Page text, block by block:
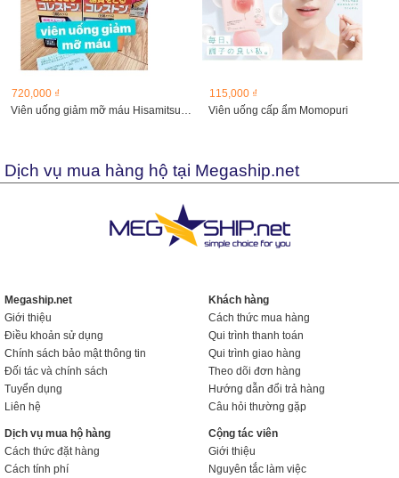
720,000 ₫
Viên uống giảm mỡ máu Hisamitsu, Nhật Bản
115,000 ₫
Viên uống cấp ẩm Momopuri
Dịch vụ mua hàng hộ tại Megaship.net
Megaship.net
Giới thiệu
Điều khoản sử dụng
Chính sách bảo mật thông tin
Đối tác và chính sách
Tuyển dụng
Liên hệ
Khách hàng
Cách thức mua hàng
Qui trình thanh toán
Qui trình giao hàng
Theo dõi đơn hàng
Hướng dẫn đổi trả hàng
Câu hỏi thường gặp
Dịch vụ mua hộ hàng
Cách thức đặt hàng
Cách tính phí
Cộng tác viên
Giới thiệu
Nguyên tắc làm việc